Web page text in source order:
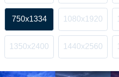
750x1334 1080x1920
1350x2400 1440x2560